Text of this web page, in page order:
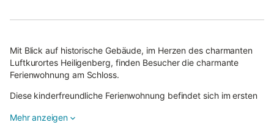
Mit Blick auf historische Gebäude, im Herzen des charmanten
Luftkurortes Heiligenberg, finden Besucher die charmante
Ferienwohnung am Schloss.
Diese kinderfreundliche Ferienwohnung befindet sich im ersten
ausgestatteten Küche, einem Schlafzimmer und einem
Mehr anzeigen